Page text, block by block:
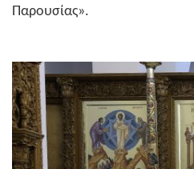
Παρουσίας».